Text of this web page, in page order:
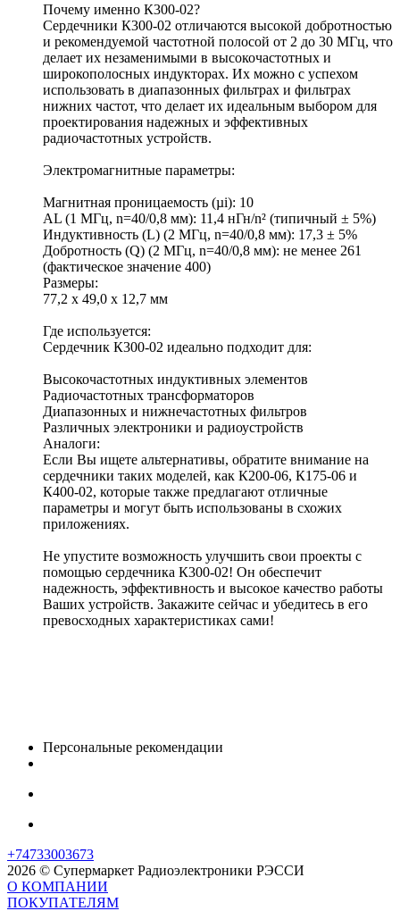
Почему именно К300-02?
Сердечники К300-02 отличаются высокой добротностью
и рекомендуемой частотной полосой от 2 до 30 МГц, что
делает их незаменимыми в высокочастотных и
широкополосных индукторах. Их можно с успехом
использовать в диапазонных фильтрах и фильтрах
нижних частот, что делает их идеальным выбором для
проектирования надежных и эффективных
радиочастотных устройств.
Электромагнитные параметры:
Магнитная проницаемость (µi): 10
AL (1 МГц, n=40/0,8 мм): 11,4 нГн/n² (типичный ± 5%)
Индуктивность (L) (2 МГц, n=40/0,8 мм): 17,3 ± 5%
Добротность (Q) (2 МГц, n=40/0,8 мм): не менее 261
(фактическое значение 400)
Размеры:
77,2 х 49,0 х 12,7 мм
Где используется:
Сердечник К300-02 идеально подходит для:
Высокочастотных индуктивных элементов
Радиочастотных трансформаторов
Диапазонных и нижнечастотных фильтров
Различных электроники и радиоустройств
Аналоги:
Если Вы ищете альтернативы, обратите внимание на
сердечники таких моделей, как К200-06, К175-06 и
К400-02, которые также предлагают отличные
параметры и могут быть использованы в схожих
приложениях.
Не упустите возможность улучшить свои проекты с
помощью сердечника К300-02! Он обеспечит
надежность, эффективность и высокое качество работы
Ваших устройств. Закажите сейчас и убедитесь в его
превосходных характеристиках сами!
Персональные рекомендации
+74733003673
2026 © Супермаркет Радиоэлектроники РЭССИ
О КОМПАНИИ
ПОКУПАТЕЛЯМ